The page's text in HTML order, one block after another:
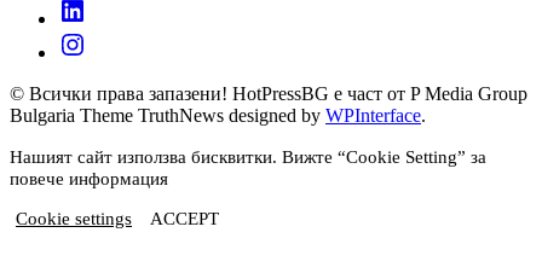
© Всички права запазени! HotPressBG е част от P Media Group
Bulgaria Theme TruthNews designed by WPInterface.
Нашият сайт използва бисквитки. Вижте “Cookie Setting” за
повече информация
Cookie settings ACCEPT